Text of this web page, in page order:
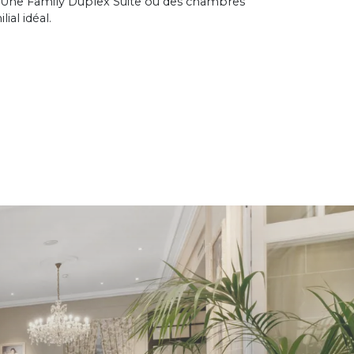
idéal.